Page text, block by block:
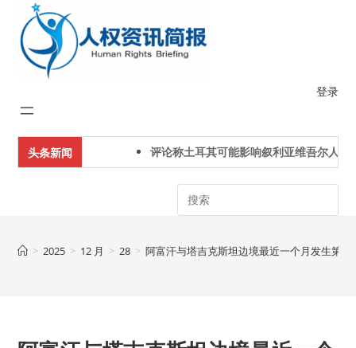
content
登录
头条新闻 评论称土耳其可能影响叙利亚维吾尔人下一
Search
> 2025 > 12 月 > 28 > 阿富汗与塔吉克斯坦边境最近一个月发生第3